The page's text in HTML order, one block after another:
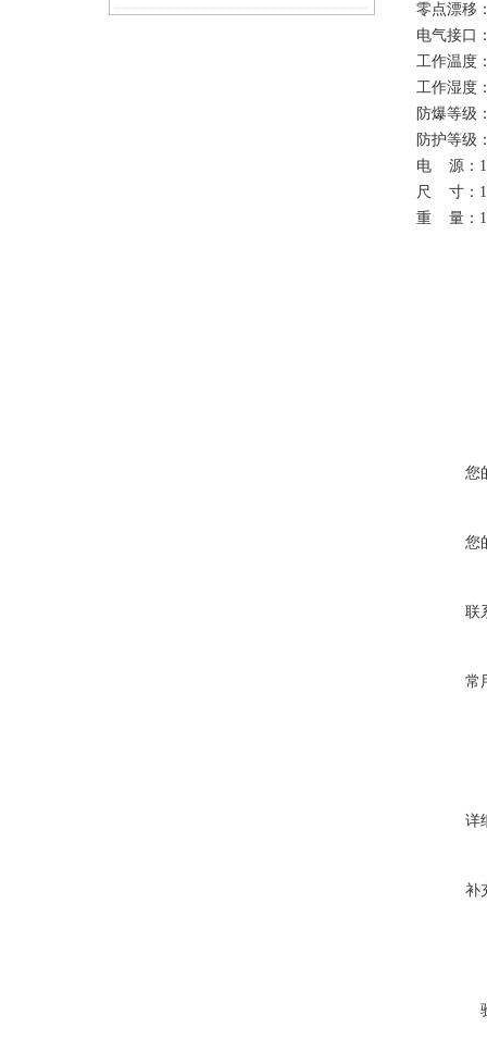
零点漂移
电气接口
工作温度
工作湿度
防爆等级
防护等级
电
源：
尺
寸：
重
量：
您
您
联
常
详
补